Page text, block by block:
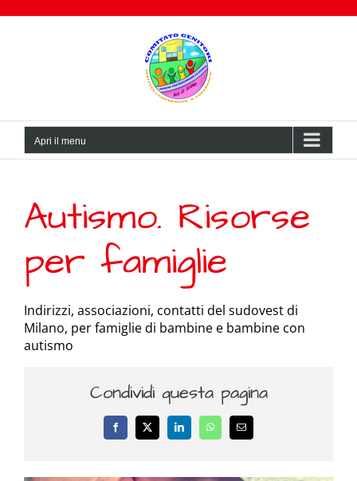
Apri il menu
Autismo. Risorse
per famiglie
Indirizzi, associazioni, contatti del sudovest di
Milano, per famiglie di bambine e bambine con
autismo
Condividi questa pagina
Facebook
X LinkedInWhatsAppEmail